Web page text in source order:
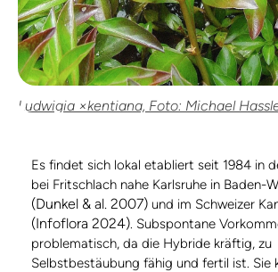
Ludwigia ×kentiana, Foto: Michael
Es findet sich lokal etabliert seit 1984 in
bei Fritschlach nahe Karlsruhe in Baden-
(Dunkel & al. 2007) und im Schweizer
(Infoflora 2024) . Subspontane
problematisch, da die Hybride kräftig, zu
Selbstbestäubung fähig und fertil ist. Sie